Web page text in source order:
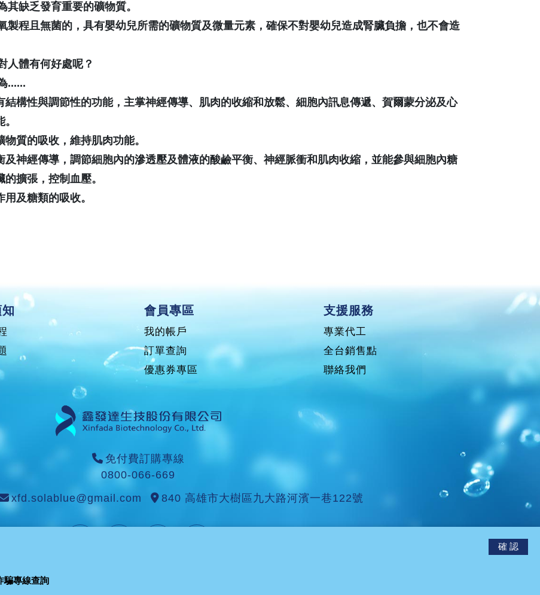
缺乏發育重要的礦物質。
製程且無菌的，具有嬰幼兒所需的礦物質及微量元素，確保不對嬰幼兒造成腎臟負擔，也不會造
人體有何好處呢？
......
結構性與調節性的功能，主掌神經傳導、肌肉的收縮和放鬆、細胞內訊息傳遞、賀爾蒙分泌及心
質的吸收，維持肌肉功能。
及神經傳導，調節細胞內的滲透壓及體液的酸鹼平衡、神經脈衝和肌肉收縮，並能參與細胞內糖
擴張，控制血壓。
及糖類的吸收。
知 會員專區
我的帳戶
訂單查詢
優惠券專區
支援服務
專業代工
全台銷售點
聯絡我們
免付費訂購專線
0800-066-669
xfd.solablue@gmail.com 840 高雄市大樹區九大路河濱一巷122號
by
騙專線查詢
確 認